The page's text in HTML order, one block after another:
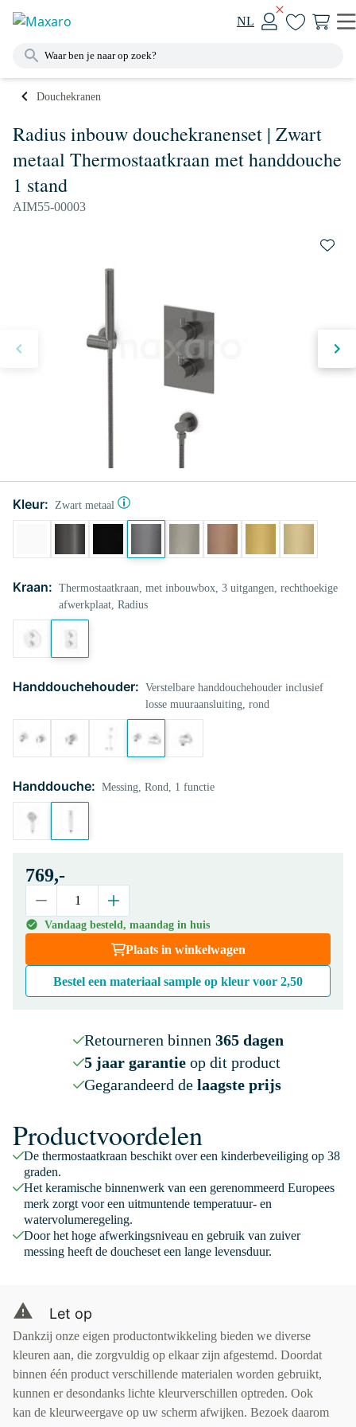
NL
Douchekranen
Radius inbouw douchekranenset | Zwart
metaal Thermostaatkraan met handdouche
1 stand
AIM55-00003
Kleur: Zwart metaal
Kraan: Thermostaatkraan, met inbouwbox, 3 uitgangen, rechthoekige
afwerkplaat, Radius
Handdouchehouder: Verstelbare handdouchehouder inclusief
losse muuraansluiting, rond
Handdouche: Messing, Rond, 1 functie
769,-
Vandaag besteld, maandag in huis
Plaats in winkelwagen
Bestel een materiaal sample op kleur voor 2,50
Retourneren binnen 365 dagen
5 jaar garantieop dit product
Gegarandeerd de laagste prijs
Productvoordelen
De thermostaatkraan beschikt over een kinderbeveiliging op 38
graden.
Het keramische binnenwerk van een gerenommeerd Europees
merk zorgt voor een uitmuntende temperatuur- en
watervolumeregeling.
Door het hoge afwerkingsniveau en gebruik van zuiver
messing heeft de doucheset een lange levensduur.
Let op
Dankzij onze eigen productontwikkeling bieden we diverse
kleuren aan, die zorgvuldig op elkaar zijn afgestemd. Doordat
binnen één product verschillende materialen worden gebruikt,
kunnen er desondanks lichte kleurverschillen optreden. Ook
kan de kleurweergave op uw scherm afwijken. Bezoek daarom